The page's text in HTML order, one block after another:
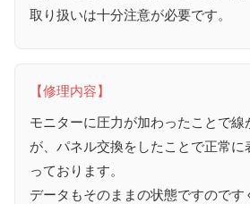
取り扱いは十分注意が必要です。
【修理内容】
モニターに圧力が加わったことで線
が、パネル交換をしたことで正常
っております。
データもそのままの状態ですのです